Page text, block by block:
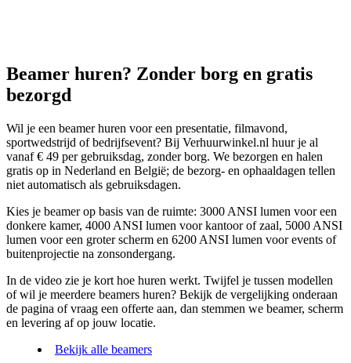
Beamer huren? Zonder borg en gratis
bezorgd
Wil je een beamer huren voor een presentatie, filmavond,
sportwedstrijd of bedrijfsevent? Bij Verhuurwinkel.nl huur je al
vanaf € 49 per gebruiksdag, zonder borg. We bezorgen en halen
gratis op in Nederland en België; de bezorg- en ophaaldagen tellen
niet automatisch als gebruiksdagen.
Kies je beamer op basis van de ruimte: 3000 ANSI lumen voor een
donkere kamer, 4000 ANSI lumen voor kantoor of zaal, 5000 ANSI
lumen voor een groter scherm en 6200 ANSI lumen voor events of
buitenprojectie na zonsondergang.
In de video zie je kort hoe huren werkt. Twijfel je tussen modellen
of wil je meerdere beamers huren? Bekijk de vergelijking onderaan
de pagina of vraag een offerte aan, dan stemmen we beamer, scherm
en levering af op jouw locatie.
Bekijk alle beamers